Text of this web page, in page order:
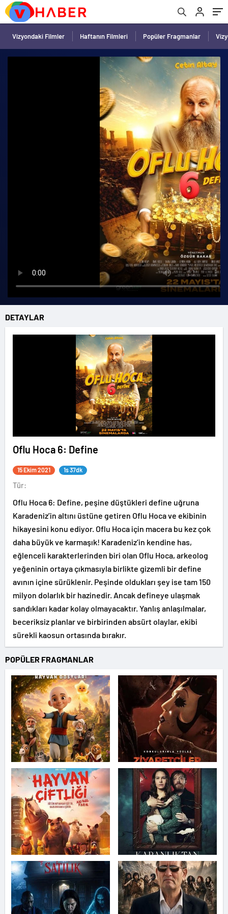
Vizyondaki Filmler Haftanın Filmleri Popüler Fragmanlar
DETAYLAR
Oflu Hoca 6: Define
15 Ekim 2021 1s 37dk
Tür:
Oflu Hoca 6: Define, peşine düştükleri define uğruna
Karadeniz’in altını üstüne getiren Oflu Hoca ve ekibinin
hikayesini konu ediyor. Oflu Hoca için macera bu kez çok
daha büyük ve karmaşık! Karadeniz’in kendine has,
eğlenceli karakterlerinden biri olan Oflu Hoca, arkeolog
yeğeninin ortaya çıkmasıyla birlikte gizemli bir define
avının içine sürüklenir. Peşinde oldukları şey ise tam 150
milyon dolarlık bir hazinedir. Ancak defineye ulaşmak
sandıkları kadar kolay olmayacaktır. Yanlış anlaşılmalar,
beceriksiz planlar ve birbirinden absürt olaylar, ekibi
sürekli kaosun ortasında bırakır.
POPÜLER FRAGMANLAR